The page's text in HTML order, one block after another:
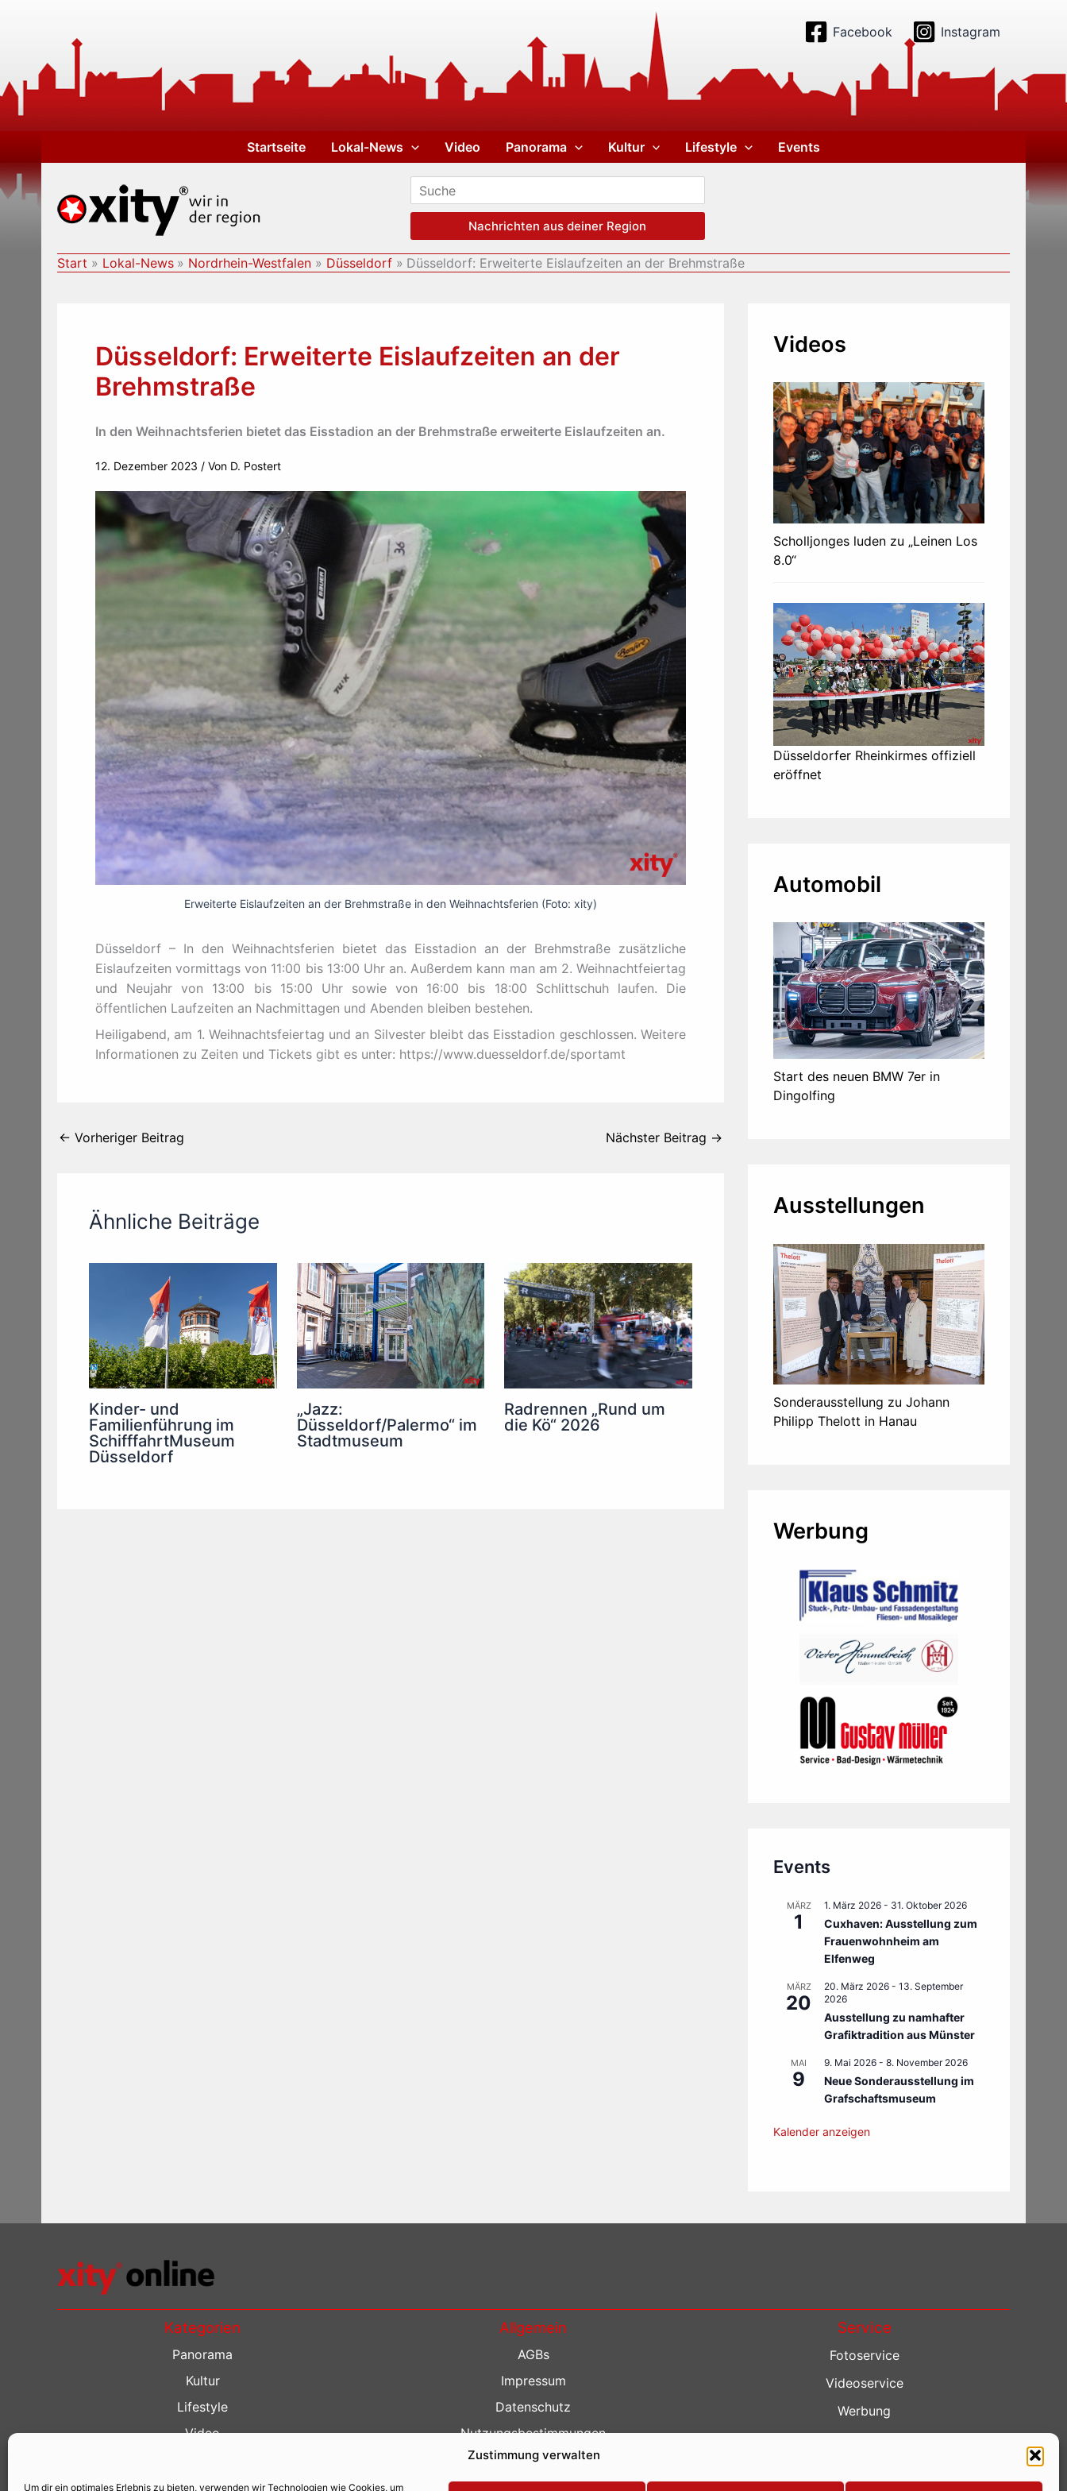
Zustimmung verwalten
Um dir ein optimales Erlebnis zu bieten, verwenden wir Technologien wie Cookies, um
Facebook Instagram
Startseite Lokal-News Video Panorama Kultur Lifestyle Events
Nachrichten aus deiner Region
Start Lokal-News Nordrhein-Westfalen Düsseldorf Düsseldorf: Erweiterte Eislaufzeiten an der Brehmstraße
Düsseldorf: Erweiterte Eislaufzeiten an der
Brehmstraße
In den Weihnachtsferien bietet das Eisstadion an der Brehmstraße erweiterte Eislaufzeiten an.
12. Dezember 2023 / Von D. Postert
Erweiterte Eislaufzeiten an der Brehmstraße in den Weihnachtsferien (Foto: xity)
Düsseldorf – In den Weihnachtsferien bietet das Eisstadion an der Brehmstraße zusätzliche
Eislaufzeiten vormittags von 11:00 bis 13:00 Uhr an. Außerdem kann man am 2. Weihnachtfeiertag
und Neujahr von 13:00 bis 15:00 Uhr sowie von 16:00 bis 18:00 Schlittschuh laufen. Die
öffentlichen Laufzeiten an Nachmittagen und Abenden bleiben bestehen.
Heiligabend, am 1. Weihnachtsfeiertag und an Silvester bleibt das Eisstadion geschlossen. Weitere
Informationen zu Zeiten und Tickets gibt es unter: https://www.duesseldorf.de/sportamt
← Vorheriger Beitrag Nächster Beitrag →
Ähnliche Beiträge
Kinder- und
Familienführung im
SchifffahrtMuseum
Düsseldorf
„Jazz:
Düsseldorf/Palermo“ im
Stadtmuseum
Radrennen „Rund um
die Kö“ 2026
Videos
Scholljonges luden zu „Leinen Los
8.0“
Düsseldorfer Rheinkirmes offiziell
eröffnet
Automobil
Start des neuen BMW 7er in
Dingolfing
Ausstellungen
Sonderausstellung zu Johann
Philipp Thelott in Hanau
Werbung
Events
MÄRZ
1
1. März 2026 - 31. Oktober 2026
Cuxhaven: Ausstellung zum
Frauenwohnheim am
Elfenweg
MÄRZ
20
20. März 2026 - 13. September
2026
Ausstellung zu namhafter
Grafiktradition aus Münster
MAI
9
9. Mai 2026 - 8. November 2026
Neue Sonderausstellung im
Grafschaftsmuseum
Kalender anzeigen
Kategorien
Panorama
Kultur
Lifestyle
Video
Kino Guide
Allgemein
AGBs
Impressum
Datenschutz
Nutzungsbestimmungen
Kontakt
Barrierefreiheit
Service
Fotoservice
Videoservice
Werbung